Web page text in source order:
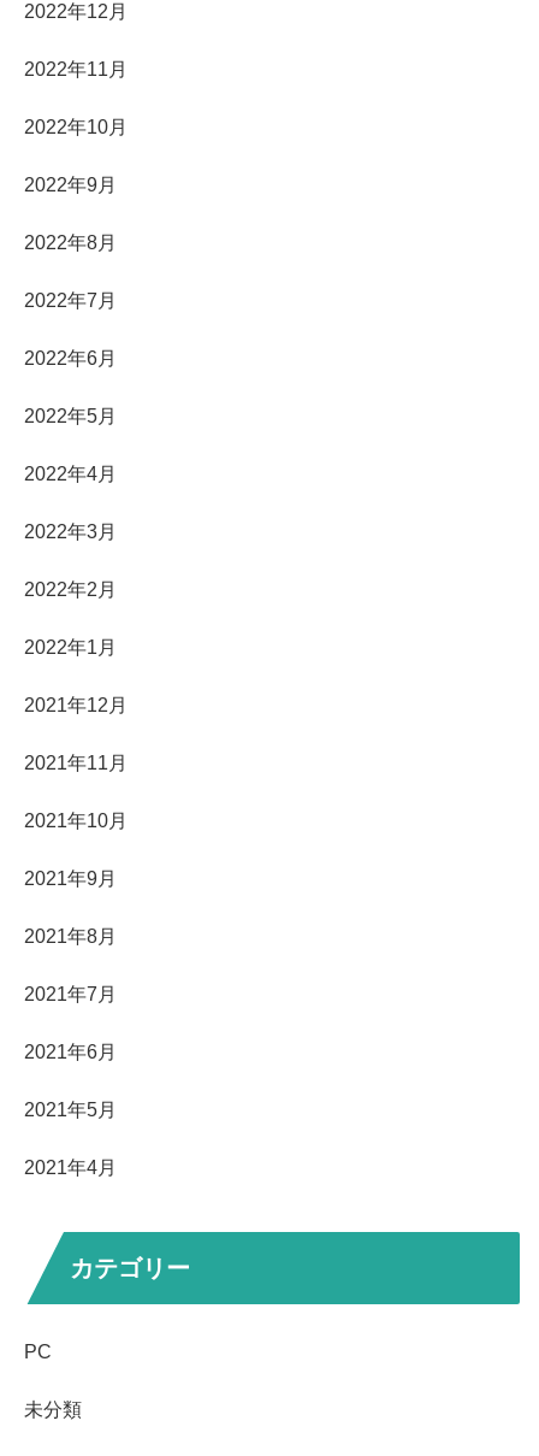
2022年12月
2022年11月
2022年10月
2022年9月
2022年8月
2022年7月
2022年6月
2022年5月
2022年4月
2022年3月
2022年2月
2022年1月
2021年12月
2021年11月
2021年10月
2021年9月
2021年8月
2021年7月
2021年6月
2021年5月
2021年4月
カテゴリー
PC
未分類